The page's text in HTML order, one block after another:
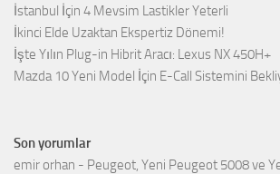
İstanbul İçin 4 Mevsim Lastikler Yeterli
İkinci Elde Uzaktan Ekspertiz Dönemi!
İşte Yılın Plug-in Hibrit Aracı: Lexus NX 450H+
Mazda 10 Yeni Model İçin E-Call Sistemini
Son yorumlar
emir orhan - Peugeot, Yeni Peugeot 5008 ve